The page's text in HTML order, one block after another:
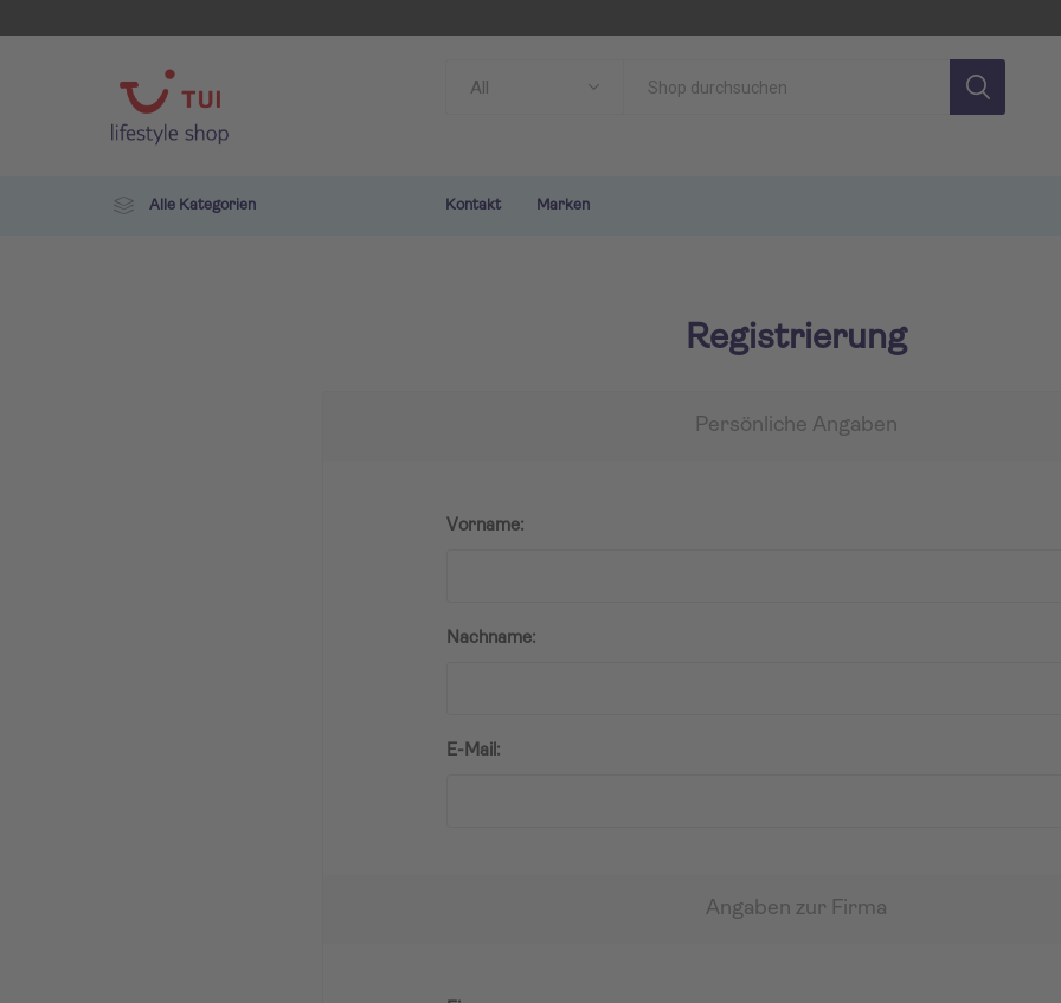
Alle Kategorien Kontakt Marken
Registrierung
Persönliche Angaben
Vorname:
Nachname:
E-Mail:
Angaben zur Firma